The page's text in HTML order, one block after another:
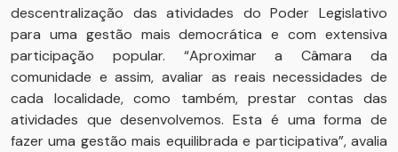
descentralização das atividades do Poder Legislativo
para uma gestão mais democrática e com extensiva
participação popular. “Aproximar a Câmara da
comunidade e assim, avaliar as reais necessidades de
cada localidade, como também, prestar contas das
atividades que desenvolvemos. Esta é uma forma de
fazer uma gestão mais equilibrada e participativa”, avalia